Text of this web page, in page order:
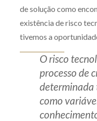
de solução como
existência de risco
tivemos a
O risco
processo de
determinada
como